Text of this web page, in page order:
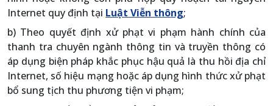
Internet quy định tại Luật Viễn thông;
b) Theo quyết định xử phạt vi phạm hành chính của
thanh tra chuyên ngành thông tin và truyền thông có
áp dụng biện pháp khắc phục hậu quả là thu hồi địa chỉ
Internet, số hiệu mạng hoặc áp dụng hình thức xử phạt
bổ sung tịch thu phương tiện vi phạm;